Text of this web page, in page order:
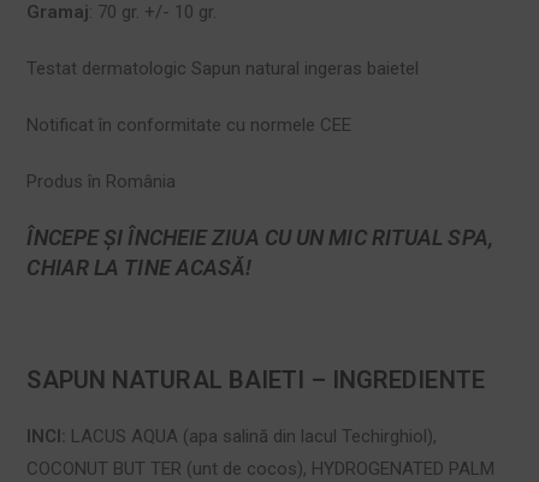
Gramaj: 70 gr. +/- 10 gr.
Testat dermatologic Sapun natural ingeras baietel
Notificat în conformitate cu normele CEE
Produs în România
ÎNCEPE ȘI ÎNCHEIE ZIUA CU UN MIC RITUAL SPA,
CHIAR LA TINE ACASĂ!
SAPUN NATURAL BAIETI – INGREDIENTE
INCI: LACUS AQUA (apa salină din lacul Techirghiol),
COCONUT BUT TER (unt de cocos), HYDROGENATED PALM